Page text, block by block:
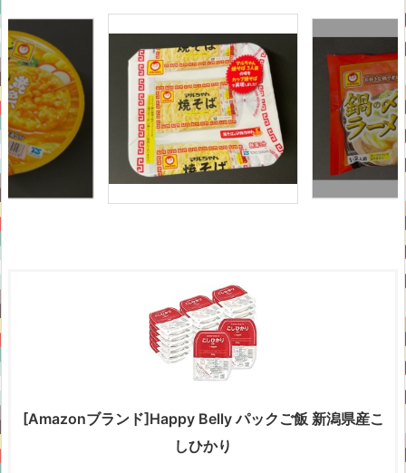
[Amazonブランド]Happy Belly パックご飯 新潟県産こ
しひかり